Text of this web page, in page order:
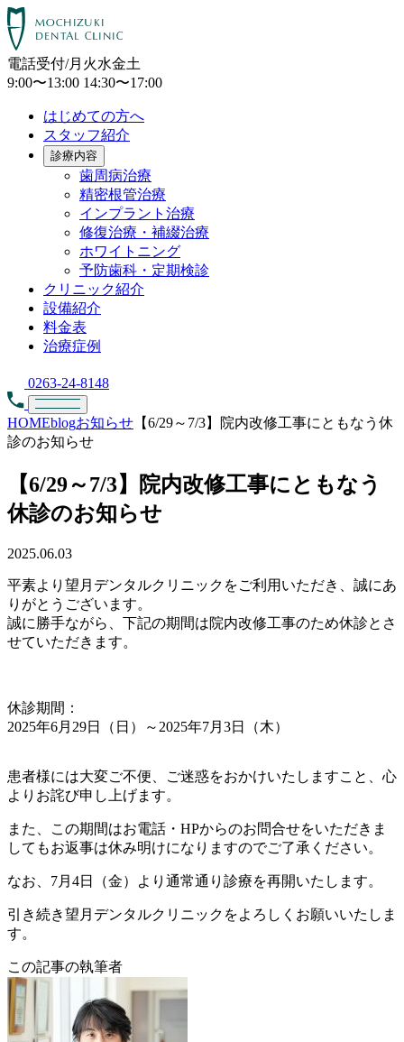
電話受付/月火水金土
9:00〜13:00 14:30〜17:00
はじめての方へ
スタッフ紹介
診療内容
歯周病治療
精密根管治療
インプラント治療
修復治療・補綴治療
ホワイトニング
予防歯科・定期検診
クリニック紹介
設備紹介
料金表
治療症例
0263-24-8148
HOMEblogお知らせ 【6/29～7/3】院内改修工事にともなう休
診のお知らせ
【6/29～7/3】院内改修工事にともなう
休診のお知らせ
2025.06.03
平素より望月デンタルクリニックをご利用いただき、誠にあ
りがとうございます。
誠に勝手ながら、下記の期間は院内改修工事のため休診とさ
せていただきます。
休診期間：
2025年6月29日（日）～2025年7月3日（木）
患者様には大変ご不便、ご迷惑をおかけいたしますこと、心
よりお詫び申し上げます。
また、この期間はお電話・HPからのお問合せをいただきま
してもお返事は休み明けになりますのでご了承ください。
なお、7月4日（金）より通常通り診療を再開いたします。
引き続き望月デンタルクリニックをよろしくお願いいたしま
す。
この記事の執筆者